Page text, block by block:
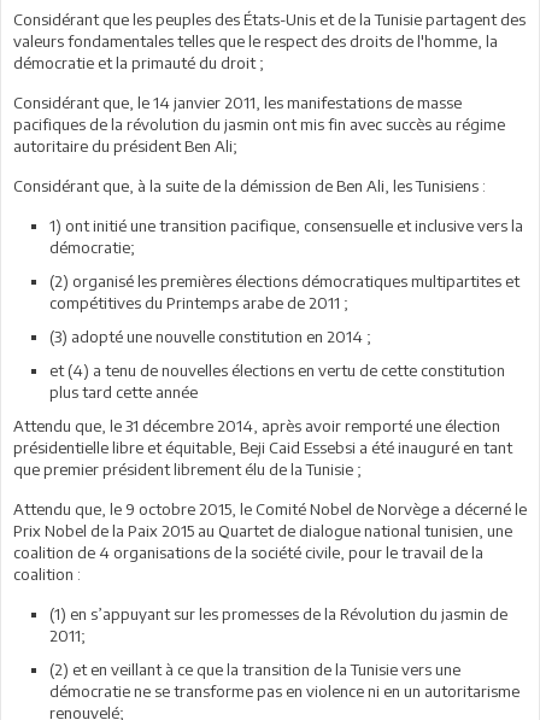
Considérant que les peuples des États-Unis et de la Tunisie partagent des
valeurs fondamentales telles que le respect des droits de l'homme, la
démocratie et la primauté du droit ;
Considérant que, le 14 janvier 2011, les manifestations de masse
pacifiques de la révolution du jasmin ont mis fin avec succès au régime
autoritaire du président Ben Ali;
Considérant que, à la suite de la démission de Ben Ali, les Tunisiens :
1) ont initié une transition pacifique, consensuelle et inclusive vers la
démocratie;
(2) organisé les premières élections démocratiques multipartites et
compétitives du Printemps arabe de 2011 ;
(3) adopté une nouvelle constitution en 2014 ;
et (4) a tenu de nouvelles élections en vertu de cette constitution
plus tard cette année
Attendu que, le 31 décembre 2014, après avoir remporté une élection
présidentielle libre et équitable, Beji Caid Essebsi a été inauguré en tant
que premier président librement élu de la Tunisie ;
Attendu que, le 9 octobre 2015, le Comité Nobel de Norvège a décerné le
Prix Nobel de la Paix 2015 au Quartet de dialogue national tunisien, une
coalition de 4 organisations de la société civile, pour le travail de la
coalition :
(1) en s’appuyant sur les promesses de la Révolution du jasmin de
2011;
(2) et en veillant à ce que la transition de la Tunisie vers une
démocratie ne se transforme pas en violence ni en un autoritarisme
renouvelé;